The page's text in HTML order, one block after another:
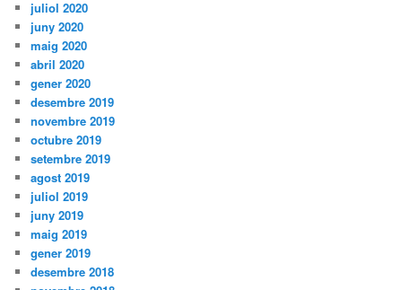
juliol 2020
juny 2020
maig 2020
abril 2020
gener 2020
desembre 2019
novembre 2019
octubre 2019
setembre 2019
agost 2019
juliol 2019
juny 2019
maig 2019
gener 2019
desembre 2018